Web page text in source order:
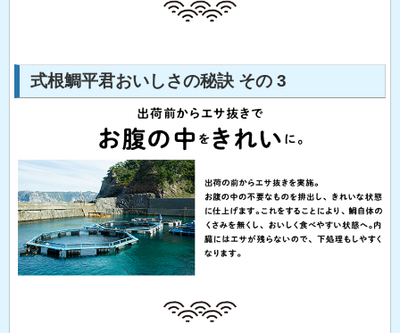
式根鯛平君おいしさの秘訣 その 3